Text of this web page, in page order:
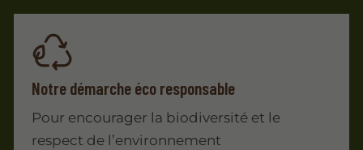
Notre démarche éco responsable
Pour encourager la biodiversité et le
respect de l’environnement